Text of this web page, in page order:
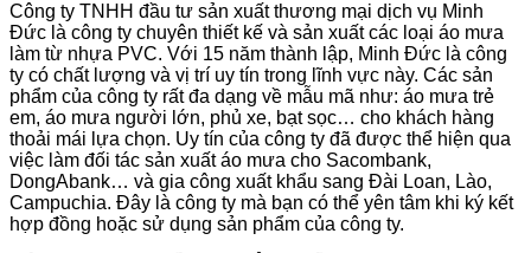
Công ty TNHH đầu tư sản xuất thương mại dịch vụ Minh
Đức là công ty chuyên thiết kế và sản xuất các loại áo mưa
làm từ nhựa PVC. Với 15 năm thành lập, Minh Đức là công
ty có chất lượng và vị trí uy tín trong lĩnh vực này. Các sản
phẩm của công ty rất đa dạng về mẫu mã như: áo mưa trẻ
em, áo mưa người lớn, phủ xe, bạt sọc… cho khách hàng
thoải mái lựa chọn. Uy tín của công ty đã được thể hiện qua
việc làm đối tác sản xuất áo mưa cho Sacombank,
DongAbank… và gia công xuất khẩu sang Đài Loan, Lào,
Campuchia. Đây là công ty mà bạn có thể yên tâm khi ký kết
hợp đồng hoặc sử dụng sản phẩm của công ty.